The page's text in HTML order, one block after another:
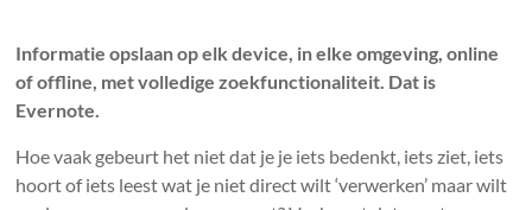
Informatie opslaan op elk device, in elke omgeving, online
of offline, met volledige zoekfunctionaliteit. Dat is
Evernote.
Hoe vaak gebeurt het niet dat je je iets bedenkt, iets ziet, iets
hoort of iets leest wat je niet direct wilt ‘verwerken’ maar wilt